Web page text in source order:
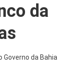
da
da Bahia